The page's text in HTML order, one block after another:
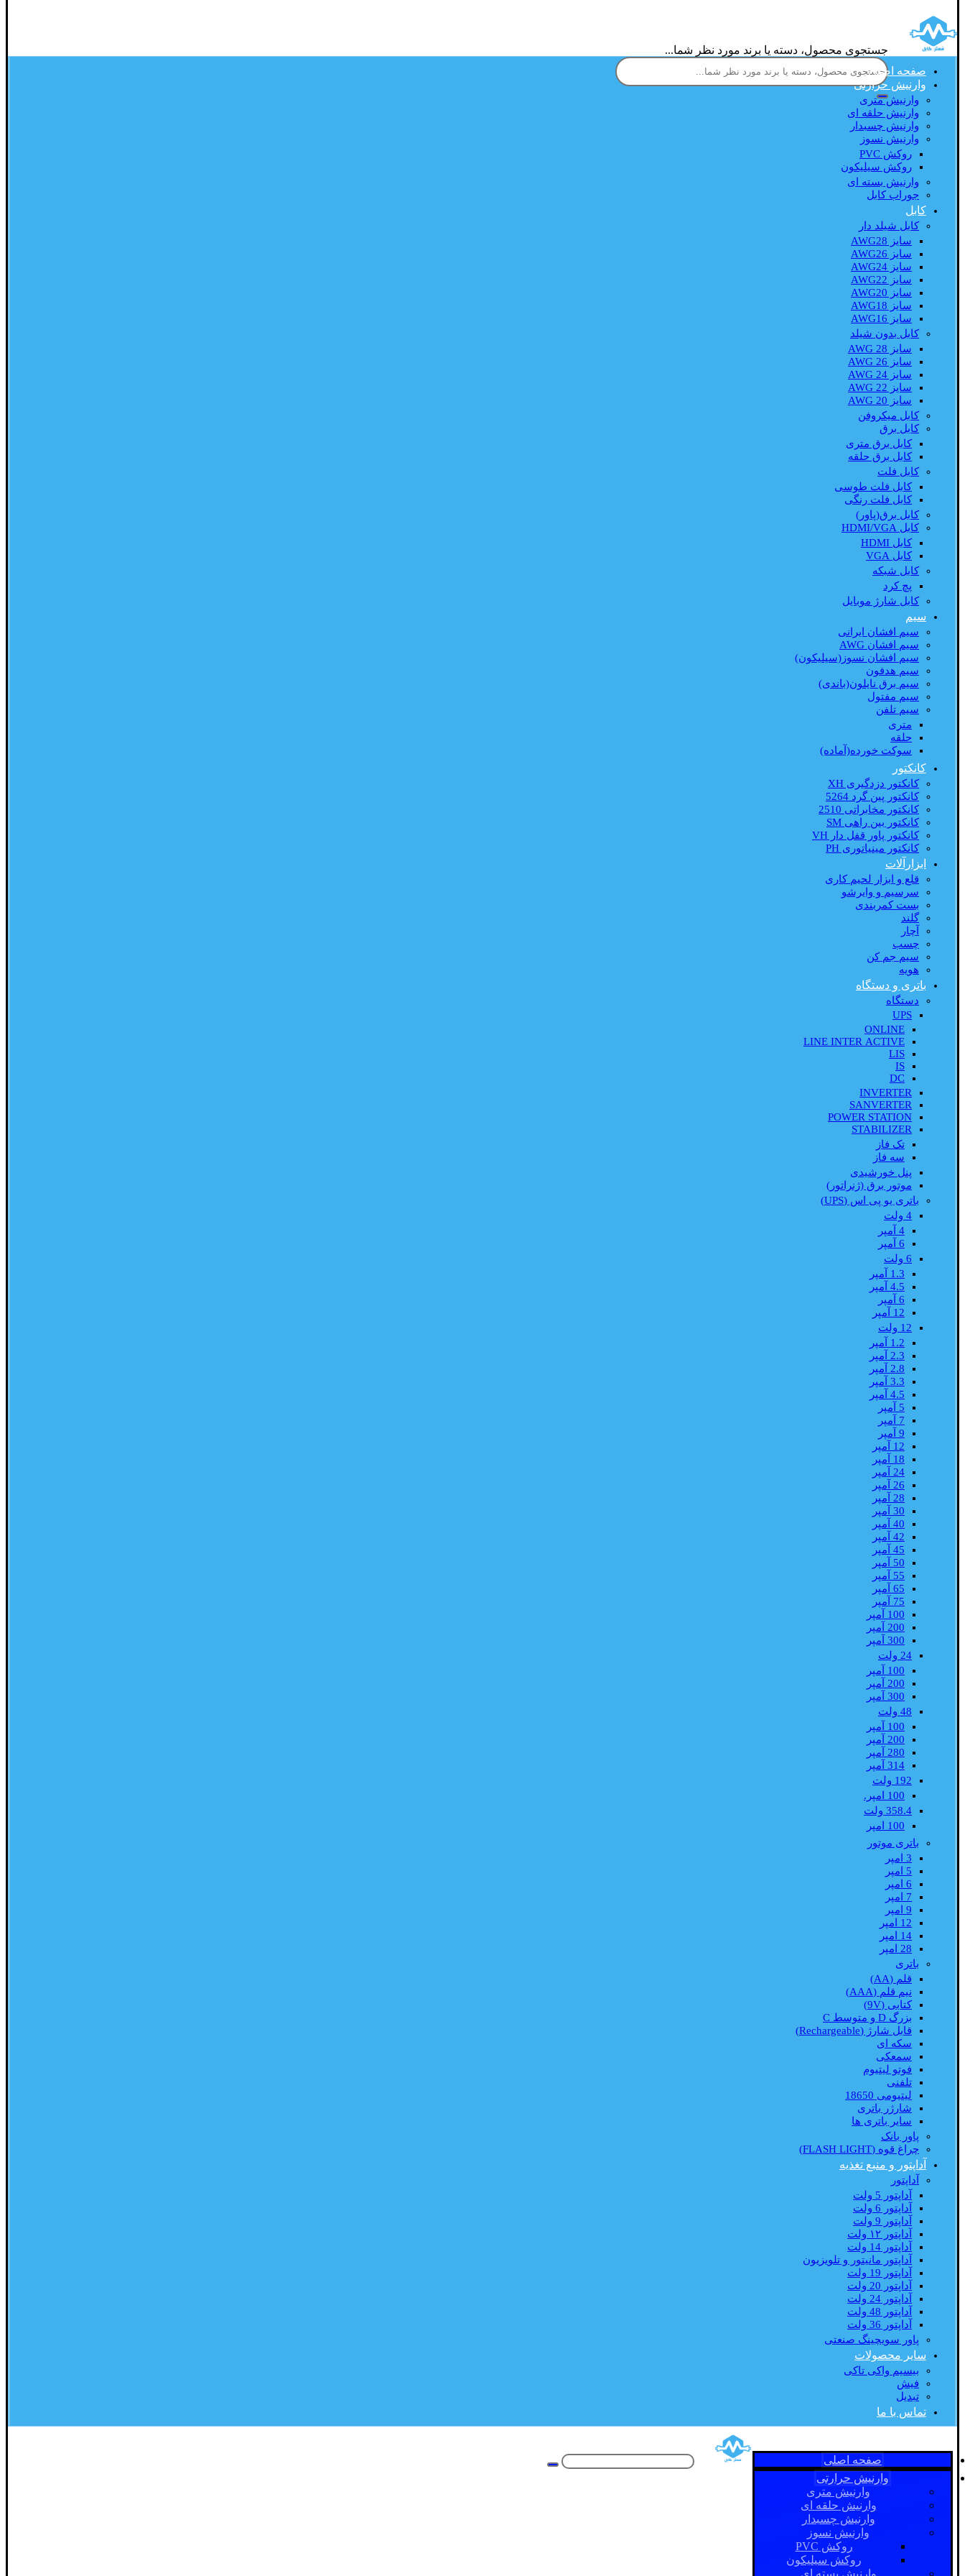
جستجوی محصول، دسته یا برند مورد نظر شما...
صفحه اصلی
وارنیش حرارتی
وارنیش متری
وارنیش حلقه ای
وارنیش چسبدار
وارنیش نسوز
روکش PVC
روکش سیلیکون
وارنیش بسته ای
جوراب کابل
کابل
کابل شیلد دار
سایز AWG28
سایز AWG26
سایز AWG24
سایز AWG22
سایز AWG20
سایز AWG18
سایز AWG16
کابل بدون شیلد
سایز AWG 28
سایز AWG 26
سایز AWG 24
سایز AWG 22
سایز AWG 20
کابل میکروفن
کابل برق
کابل برق متری
کابل برق حلقه
کابل فلت
کابل فلت طوسی
کابل فلت رنگی
کابل برق(پاور)
کابل HDMI/VGA
کابل HDMI
کابل VGA
کابل شبکه
پچ کرد
کابل شارژ موبایل
سیم
سیم افشان ایرانی
سیم افشان AWG
سیم افشان نسوز(سیلیکون)
سیم هدفون
سیم برق نایلون(باندی)
سیم مفتول
سیم تلفن
متری
حلقه
سوکت خورده(آماده)
کانکتور
کانکتور دزدگیری XH
کانکتور پین گرد 5264
کانکتور مخابراتی 2510
کانکتور بین راهی SM
کانکتور پاور قفل دار VH
کانکتور مینیاتوری PH
ابزارآلات
قلع و ابزار لحیم کاری
سرسیم و وایرشو
بست کمربندی
گلند
آچار
چسب
سیم جم کن
هویه
باتری و دستگاه
دستگاه
UPS
ONLINE
LINE INTER ACTIVE
LIS
IS
DC
INVERTER
SANVERTER
POWER STATION
STABILIZER
تک فاز
سه فاز
پنل خورشیدی
موتور برق (ژنراتور)
باتری یو پی اس (UPS)
4 ولت
4 آمپر
6 آمپر
6 ولت
1.3 آمپر
4.5 آمپر
6 آمپر
12 آمپر
12 ولت
1.2 آمپر
2.3 آمپر
2.8 آمپر
3.3 آمپر
4.5 آمپر
5 آمپر
7 آمپر
9 آمپر
12 آمپر
18 آمپر
24 آمپر
26 آمپر
28 آمپر
30 آمپر
40 آمپر
42 آمپر
45 آمپر
50 آمپر
55 آمپر
65 آمپر
75 آمپر
100 آمپر
200 آمپر
300 آمپر
24 ولت
100 آمپر
200 آمپر
300 آمپر
48 ولت
100 آمپر
200 آمپر
280 آمپر
314 آمپر
192 ولت
100 امپر.
358.4 ولت
100 امپر
باتری موتور
3 امپر
5 امپر
6 امپر
7 امپر
9 امپر
12 امپر
14 امپر
28 امپر
باتری
قلم (AA)
نیم قلم (AAA)
کتابی (9V)
بزرگ D و متوسط C
قابل شارژ (Rechargeable)
سکه ای
سمعکی
فوتو لیتیوم
تلفنی
لیتیومی 18650
شارژر باتری
سایر باتری ها
پاور بانک
چراغ قوه (FLASH LIGHT)
آداپتور و منبع تغذیه
آداپتور
آداپتور 5 ولت
آداپتور 6 ولت
آداپتور 9 ولت
آداپتور ۱۲ ولت
آداپتور 14 ولت
آداپتور مانیتور و تلویزیون
آداپتور 19 ولت
آداپتور 20 ولت
آداپتور 24 ولت
آداپتور 48 ولت
آداپتور 36 ولت
پاور سویچینگ صنعتی
سایر محصولات
بیسیم واکی تاکی
فیش
تبدیل
تماس با ما
صفحه اصلی
وارنیش حرارتی
وارنیش متری
وارنیش حلقه ای
وارنیش چسبدار
وارنیش نسوز
روکش PVC
روکش سیلیکون
وارنیش بسته ای